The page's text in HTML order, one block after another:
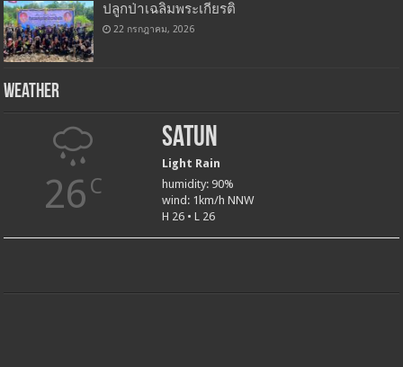
ปลูกป่าเฉลิมพระเกียรติ
22 กรกฎาคม, 2026
Weather
26 C
Satun
Light Rain
humidity: 90%
wind: 1km/h NNW
H 26 • L 26